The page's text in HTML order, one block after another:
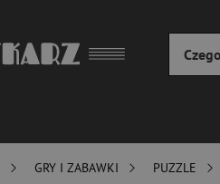
GRY I ZABAWKI PUZZLE